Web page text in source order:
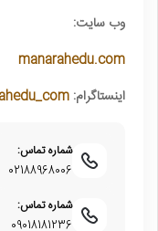
وب سایت:
manarahedu.com
اینستاگرام:
شماره تماس:
02188968006
شماره تماس:
09018181236